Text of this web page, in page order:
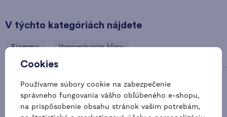
V týchto kategóriách nájdete
Fiamma Vyrovnávacie kliny
Zaujímavé alternatívy
Cookies
Používame súbory cookie na zabezpečenie
správneho fungovania vášho obľúbeného e-shopu,
na prispôsobenie obsahu stránok vašim potrebám,